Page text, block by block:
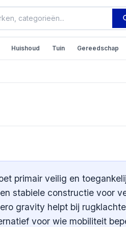
Huishoud Tuin Gereedschap
primair veilig en
stabiele constructie voor
gravity helpt bij
voor wie mobiliteit